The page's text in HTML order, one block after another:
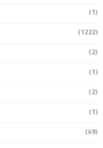
(1)
(1222)
(2)
(1)
(2)
(1)
(69)